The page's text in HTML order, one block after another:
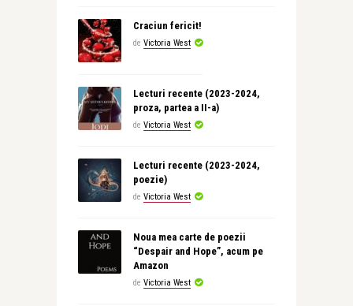
Craciun fericit!
de Victoria West
Lecturi recente (2023-2024,
proza, partea a II-a)
de Victoria West
Lecturi recente (2023-2024,
poezie)
de Victoria West
Noua mea carte de poezii
“Despair and Hope”, acum pe
Amazon
de Victoria West